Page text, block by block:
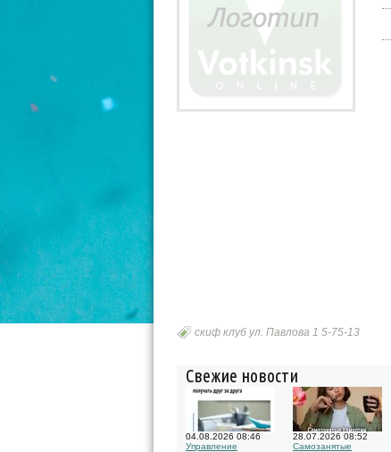
скиф клуб ул. Павлова 1 5-75-13
Свежие новости
04.08.2026 08:46
Управление
28.07.2026 08:52
Самозанятые